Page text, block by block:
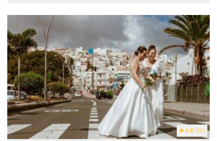
4.8 (36)